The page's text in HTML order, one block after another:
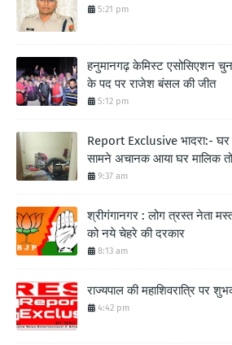
5:21 pm
हनुमानगढ़ केमिस्ट एसोसिएशन
के पद पर राजेश बंसल की जीत
5:12 pm
Report Exclusive भादरा:-
सामने अचानक आया घर मालिक तो
9:37 am
श्रीगंगानगर : लोग त्रस्त नेता
को नये चेहरे की दरकार
8:13 am
राज्यपाल की महाशिवरात्रि पर
4:42 pm